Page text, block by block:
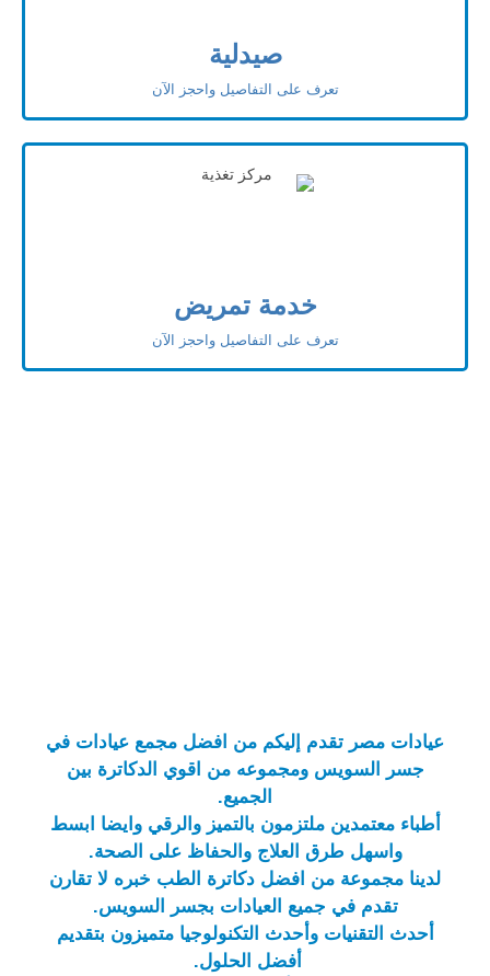
صيدلية
تعرف على التفاصيل واحجز الآن
خدمة تمريض
تعرف على التفاصيل واحجز الآن
عيادات مصر تقدم إليكم من افضل مجمع عيادات في
جسر السويس ومجموعه من اقوي الدكاترة بين
الجميع.
أطباء معتمدين ملتزمون بالتميز والرقي وايضا ابسط
واسهل طرق العلاج والحفاظ على الصحة.
لدينا مجموعة من افضل دكاترة الطب خبره لا تقارن
تقدم في جميع العيادات بجسر السويس.
أحدث التقنيات وأحدث التكنولوجيا متميزون بتقديم
أفضل الحلول.